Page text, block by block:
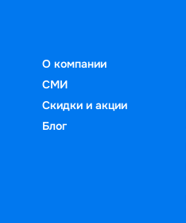
О компании
СМИ
Скидки и акции
Блог